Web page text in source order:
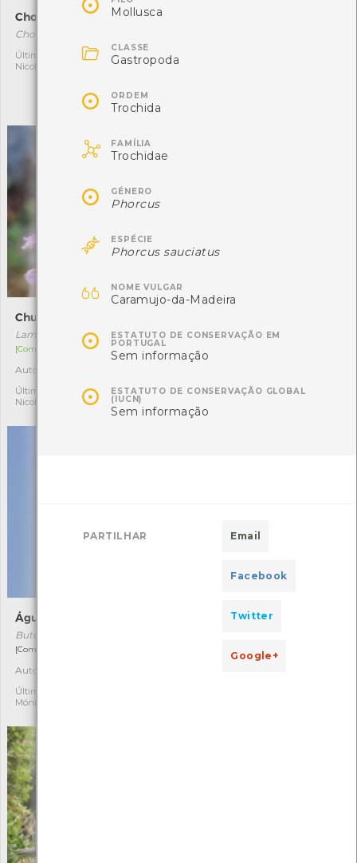
Chondracanthus teedei
Chondracanthus teedei
Última observação por:
Nicole Viana
1
Chuchas
Lamium maculatum
[Comum]
Autóctone
Última observação por:
Nicole Viana
Hyles livornica
[Migrador]
Águia-de-asa-redonda
Buteo buteo
[Comum e residente]
Autóctone
Última observação por:
Mónica Rocha
Caramujo-da-Madeira
Mollusca
 CLASSE
Gastropoda
 ORDEM
Trochida
 FAMÍLIA
Trochidae
 GÉNERO
Phorcus
 ESPÉCIE
Phorcus sauciatus
 NOME VULGAR
Caramujo-da-Madeira
 ESTATUTO DE CONSERVAÇÃO EM
PORTUGAL
Sem informação
 ESTATUTO DE CONSERVAÇÃO GLOBAL
(IUCN)
Sem informação
PARTILHAR Email
Facebook
Twitter
Google+